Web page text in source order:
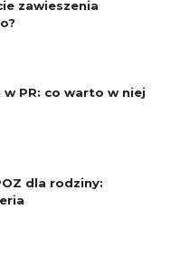
zawieszenia
PR: co warto w niej
dla rodziny: